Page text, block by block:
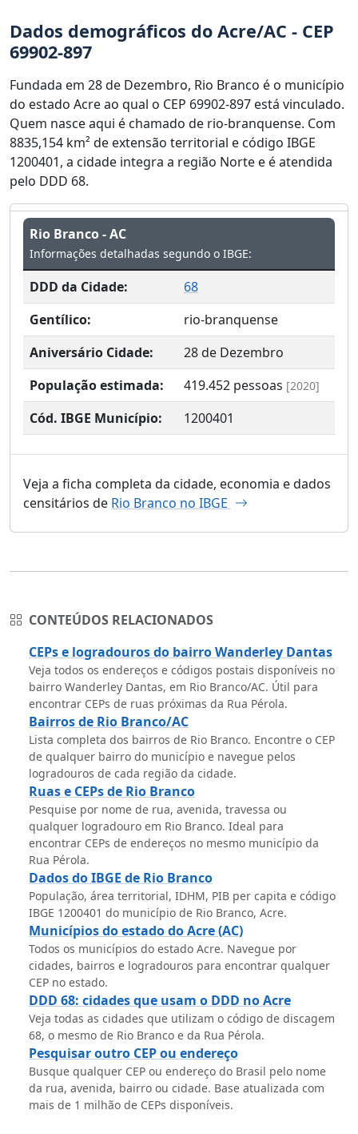
Dados demográficos do Acre/AC - CEP
69902-897
Fundada em 28 de Dezembro, Rio Branco é o município
do estado Acre ao qual o CEP 69902-897 está vinculado.
Quem nasce aqui é chamado de rio-branquense. Com
8835,154 km² de extensão territorial e código IBGE
1200401, a cidade integra a região Norte e é atendida
pelo DDD 68.
Rio Branco - AC
Informações detalhadas segundo o IBGE:
DDD da Cidade:
68
Gentílico:
rio-branquense
Aniversário Cidade:
28 de Dezembro
População estimada:
419.452 pessoas [2020]
Cód. IBGE Município: 1200401
Veja a ficha completa da cidade, economia e dados
censitários de Rio Branco no IBGE
CONTEÚDOS RELACIONADOS
CEPs e logradouros do bairro Wanderley Dantas
Veja todos os endereços e códigos postais disponíveis no
bairro Wanderley Dantas, em Rio Branco/AC. Útil para
encontrar CEPs de ruas próximas da Rua Pérola.
Bairros de Rio Branco/AC
Lista completa dos bairros de Rio Branco. Encontre o CEP
de qualquer bairro do município e navegue pelos
logradouros de cada região da cidade.
Ruas e CEPs de Rio Branco
Pesquise por nome de rua, avenida, travessa ou
qualquer logradouro em Rio Branco. Ideal para
encontrar CEPs de endereços no mesmo município da
Rua Pérola.
Dados do IBGE de Rio Branco
População, área territorial, IDHM, PIB per capita e código
IBGE 1200401 do município de Rio Branco, Acre.
Municípios do estado do Acre (AC)
Todos os municípios do estado Acre. Navegue por
cidades, bairros e logradouros para encontrar qualquer
CEP no estado.
DDD 68: cidades que usam o DDD no Acre
Veja todas as cidades que utilizam o código de discagem
68, o mesmo de Rio Branco e da Rua Pérola.
Pesquisar outro CEP ou endereço
Busque qualquer CEP ou endereço do Brasil pelo nome
da rua, avenida, bairro ou cidade. Base atualizada com
mais de 1 milhão de CEPs disponíveis.